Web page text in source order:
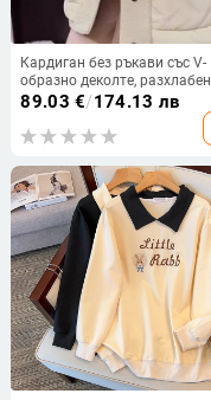
Кардиган без ръкави със V-
образно деколте, разхлабен
силует, patchwork бродерия,
Chenille плат и овча вълна,
средна дебелина
89.03 €/174.13 лв